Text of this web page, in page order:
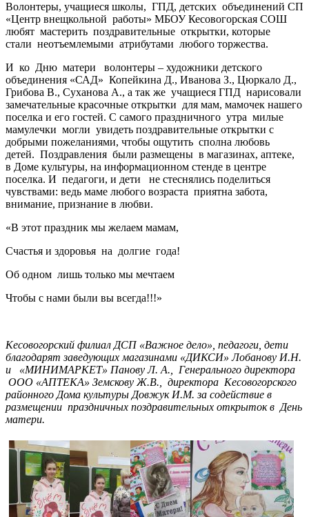
Волонтеры, учащиеся школы, ГПД, детских объединений СП
«Центр внещкольной работы» МБОУ Кесовогорская СОШ
любят мастерить поздравительные открытки, которые
стали неотъемлемыми атрибутами любого торжества.
И ко Дню матери волонтеры – художники детского
объединения «САД» Копейкина Д., Иванова З., Цюркало Д.,
Грибова В., Суханова А., а так же учащиеся ГПД нарисовали
замечательные красочные открытки для мам, мамочек нашего
поселка и его гостей. С самого праздничного утра милые
мамулечки могли увидеть поздравительные открытки с
добрыми пожеланиями, чтобы ощутить сполна любовь
детей. Поздравления были размещены в магазинах, аптеке,
в Доме культуры, на информационном стенде в центре
поселка. И педагоги, и дети не стеснялись поделиться
чувствами: ведь маме любого возраста приятна забота,
внимание, признание в любви.
«В этот праздник мы желаем мамам,
Счастья и здоровья на долгие года!
Об одном лишь только мы мечтаем
Чтобы с нами были вы всегда!!!»
Кесовогорский филиал ДСП «Важное дело», педагоги, дети
благодарят заведующих магазинами «ДИКСИ» Лобанову И.Н.
и «МИНИМАРКЕТ» Панову Л. А., Генерального директора
ООО «АПТЕКА» Земскову Ж.В., директора Кесовогорского
районного Дома культуры Довжук И.М. за содействие в
размещении праздничных поздравительных открыток в День
матери.